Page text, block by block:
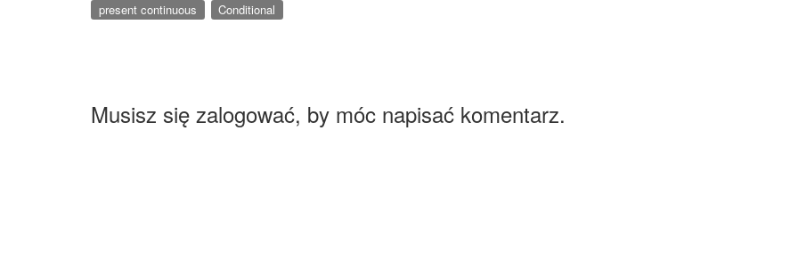
present continuous Conditional
Musisz się zalogować, by móc napisać komentarz.